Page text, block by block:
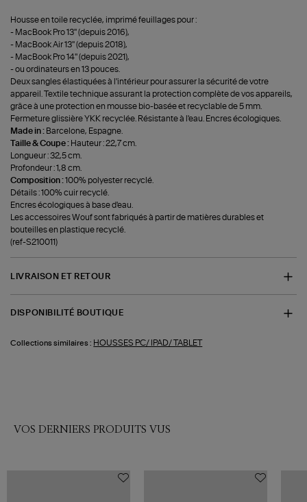
Housse en toile recyclée, imprimé feuillages pour :
- MacBook Pro 13'' (depuis 2016),
- MacBook Air 13'' (depuis 2018),
- MacBook Pro 14'' (depuis 2021),
- ou ordinateurs en 13 pouces.
Deux sangles élastiquées à l'intérieur pour assurer la sécurité de votre
appareil. Textile technique assurant la protection complète de vos appareils,
grâce à une protection en mousse bio-basée et recyclable de 5 mm.
Fermeture glissière YKK recyclée. Résistante à l'eau. Encres écologiques.
Made in : Barcelone, Espagne.
Taille & Coupe : Hauteur : 22,7 cm.
Longueur : 32,5 cm.
Profondeur : 1,8 cm.
Composition :100% polyester recyclé.
Détails : 100% cuir recyclé.
Encres écologiques à base d'eau.
Les accessoires Wouf sont fabriqués à partir de matières durables et
bouteilles en plastique recyclé.
(ref-S210011)
LIVRAISON ET RETOUR
DISPONIBILITÉ BOUTIQUE
Collections similaires : HOUSSES PC/ IPAD/ TABLET
VOS DERNIERS PRODUITS VUS